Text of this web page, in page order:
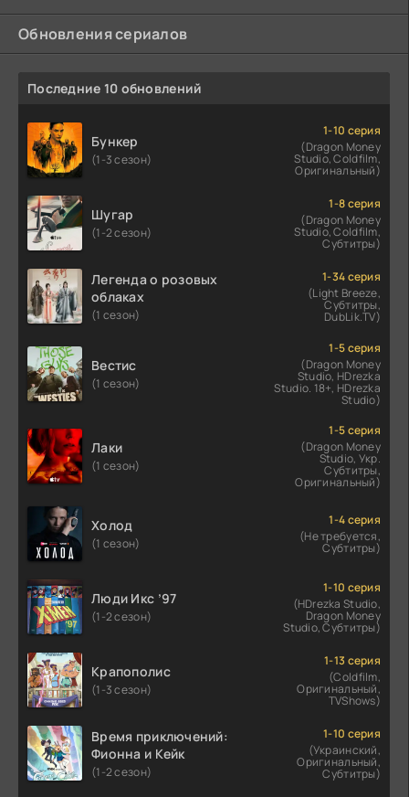
Обновления сериалов
Последние 10 обновлений
Бункер
(1-3 сезон)
1-10 серия
(Dragon Money
Studio, Coldfilm,
Оригинальный)
Шугар
(1-2 сезон)
1-8 серия
(Dragon Money
Studio, Coldfilm,
Субтитры)
Легенда о розовых
облаках
(1 сезон)
1-34 серия
(Light Breeze,
Субтитры,
DubLik.TV)
Вестис
(1 сезон)
1-5 серия
(Dragon Money
Studio, HDrezka
Studio. 18+, HDrezka
Studio)
Лаки
(1 сезон)
1-5 серия
(Dragon Money
Studio, Укр.
Субтитры,
Оригинальный)
Холод
(1 сезон)
1-4 серия
(Не требуется,
Субтитры)
Люди Икс ’97
(1-2 сезон)
1-10 серия
(HDrezka Studio,
Dragon Money
Studio, Субтитры)
Крапополис
(1-3 сезон)
1-13 серия
(Coldfilm,
Оригинальный,
TVShows)
Время приключений:
Фионна и Кейк
(1-2 сезон)
1-10 серия
(Украинский,
Оригинальный,
Субтитры)